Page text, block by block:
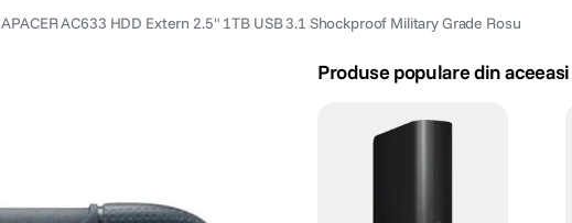
APACER AC633 HDD Extern 2.5" 1TB USB 3.1 Shockproof Military Grade Rosu
Produse populare din